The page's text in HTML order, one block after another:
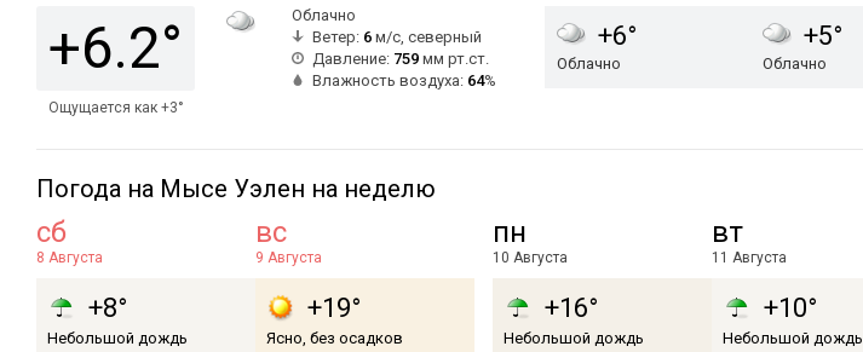
+6.2°
Ощущается как +3°
Облачно
Ветер: 6 м/с, северный
Давление: 759 мм рт.ст.
Влажность воздуха: 64%
+6°
Облачно
+5°
Облачно
Погода на Мысе Уэлен на неделю
сб
8 Августа
+8°
Небольшой дождь
вс
9 Августа
+19°
Ясно, без осадков
пн
10 Августа
+16°
Небольшой дождь
вт
11 Августа
+10°
Небольшой дождь